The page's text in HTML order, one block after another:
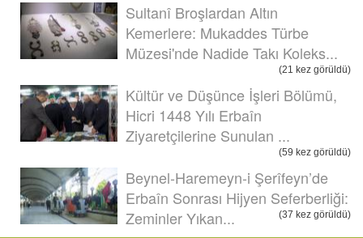
Sultanî Broşlardan Altın
Kemerlere: Mukaddes Türbe
Müzesi'nde Nadide Takı Koleks...
(21 kez görüldü)
Kültür ve Düşünce İşleri Bölümü,
Hicri 1448 Yılı Erbaîn
Ziyaretçilerine Sunulan ...
(59 kez görüldü)
Beynel-Haremeyn-i Şerîfeyn’de
Erbaîn Sonrası Hijyen Seferberliği:
Zeminler Yıkan...
(37 kez görüldü)